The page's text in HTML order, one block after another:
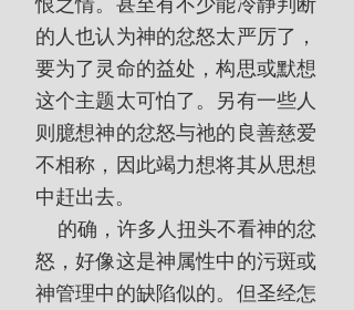
的人也认为神的忿怒太严厉了，
要为了灵命的益处，构思或默想
这个主题太可怕了。另有一些人
则臆想神的忿怒与祂的良善慈爱
不相称，因此竭力想将其从思想
中赶出去。
怒，好像这是神属性中的污斑或
神管理中的缺陷似的。但圣经怎